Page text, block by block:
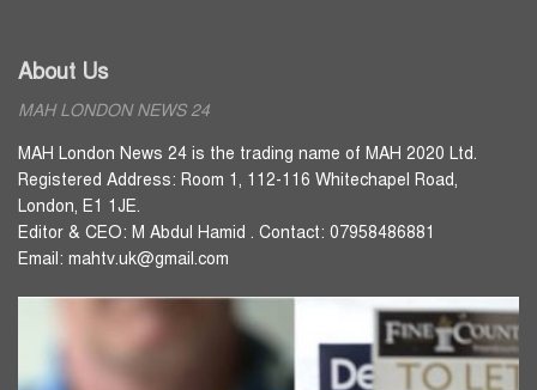
About Us
MAH LONDON NEWS 24
MAH London News 24 is the trading name of MAH 2020 Ltd.
Registered Address: Room 1, 112-116 Whitechapel Road,
London, E1 1JE.
Editor & CEO: M Abdul Hamid . Contact: 07958486881
Email: mahtv.uk@gmail.com